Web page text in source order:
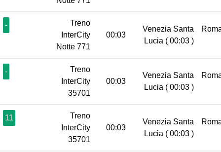
-
Treno
InterCity
Notte 771
00:03
Venezia Santa
Lucia ( 00:03 )
-
Treno
InterCity
35701
00:03
Venezia Santa
Lucia ( 00:03 )
11
Treno
InterCity
35701
00:03
Venezia Santa
Lucia ( 00:03 )